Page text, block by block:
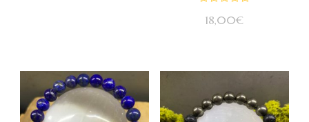
18,00€